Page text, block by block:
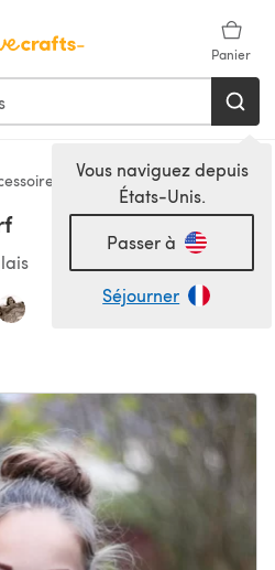
Panier
Vous naviguez depuis
États-Unis.
Passer à
Séjourner